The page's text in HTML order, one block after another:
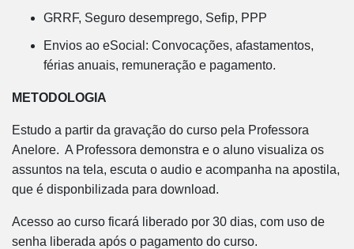
GRRF, Seguro desemprego, Sefip, PPP
Envios ao eSocial: Convocações, afastamentos,
férias anuais, remuneração e pagamento.
METODOLOGIA
Estudo a partir da gravação do curso pela Professora
Anelore. A Professora demonstra e o aluno visualiza os
assuntos na tela, escuta o audio e acompanha na apostila,
que é disponbilizada para download.
Acesso ao curso ficará liberado por 30 dias, com uso de
senha liberada após o pagamento do curso.